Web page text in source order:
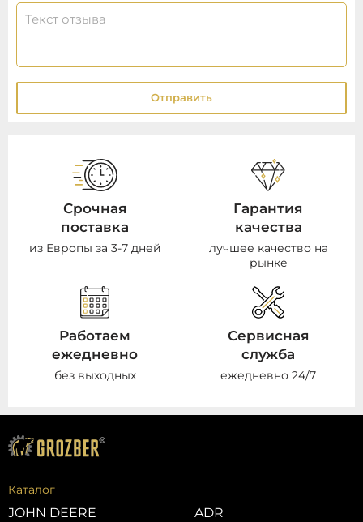
Отправить
Срочная
поставка
из Европы за 3-7 дней
Гарантия
качества
лучшее качество на
рынке
Работаем
ежедневно
без выходных
Сервисная
служба
ежедневно 24/7
Каталог
JOHN DEERE
ADR